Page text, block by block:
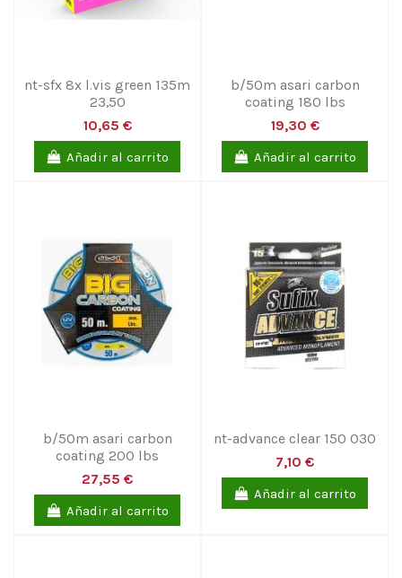
nt-sfx 8x l.vis green 135m
23,50
10,65 €
Añadir al carrito
b/50m asari carbon
coating 180 lbs
19,30 €
Añadir al carrito
b/50m asari carbon
coating 200 lbs
27,55 €
Añadir al carrito
nt-advance clear 150 030
7,10 €
Añadir al carrito